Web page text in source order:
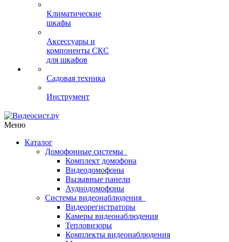
Климатические
шкафы
Аксессуары и
компоненты СКС
для шкафов
Садовая техника
Инструмент
Меню
Каталог
Домофонные системы
Комплект домофона
Видеодомофоны
Вызывные панели
Аудиодомофоны
Системы видеонаблюдения
Видеорегистраторы
Камеры видеонаблюдения
Тепловизоры
Комплекты видеонаблюдения